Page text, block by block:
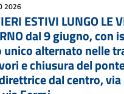
2026
ESTIVI LUNGO LE
dal 9 giugno, con
unico alternato nelle
e chiusura del
dal centro,